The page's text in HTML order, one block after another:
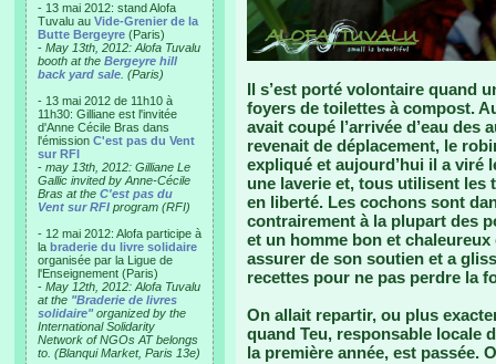
- 13 mai 2012: stand Alofa
Tuvalu au Vide-Grenier de la
Butte Bergeyre (Paris)
- May 13th, 2012: Alofa Tuvalu
booth at the Bergeyre hill
back yard sale . (Paris)
- 13 mai 2012 de 11h10 à
11h30: Gilliane est l'invitée
d'Anne Cécile Bras dans
l'émission C'est pas du Vent
sur RFI
- may 13th, 2012: Gilliane Le
Gallic invited by Anne-Cécile
Bras at the C'est pas du
Vent sur RFI program (RFI)
- 12 mai 2012: Alofa participe à
la braderie du livre solidaire
organisée par la Ligue de
l'Enseignement (Paris)
- May 12th, 2012: Alofa Tuvalu
at the "Braderie de livres
solidaire"organized by the
International Solidarity
Network of NGOs AT belongs
to. (Blanqui Market, Paris 13e)
Il s’est porté volontaire quand
foyers de toilettes à compost.
avait coupé l’arrivée d’eau
revenait de déplacement, le
expliqué et aujourd’hui il a viré
une laverie et, tous utilisent les
en liberté. Les cochons sont
contrairement à la plupart des
et un homme bon et
assurer de son soutien et a
recettes pour ne pas perdre la
On allait repartir, ou plus
quand Teu, responsable locale
la première année, est passée.